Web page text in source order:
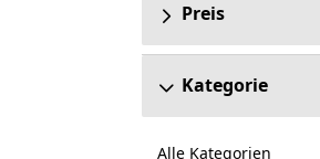
Preis
Kategorie
Alle Kategorien